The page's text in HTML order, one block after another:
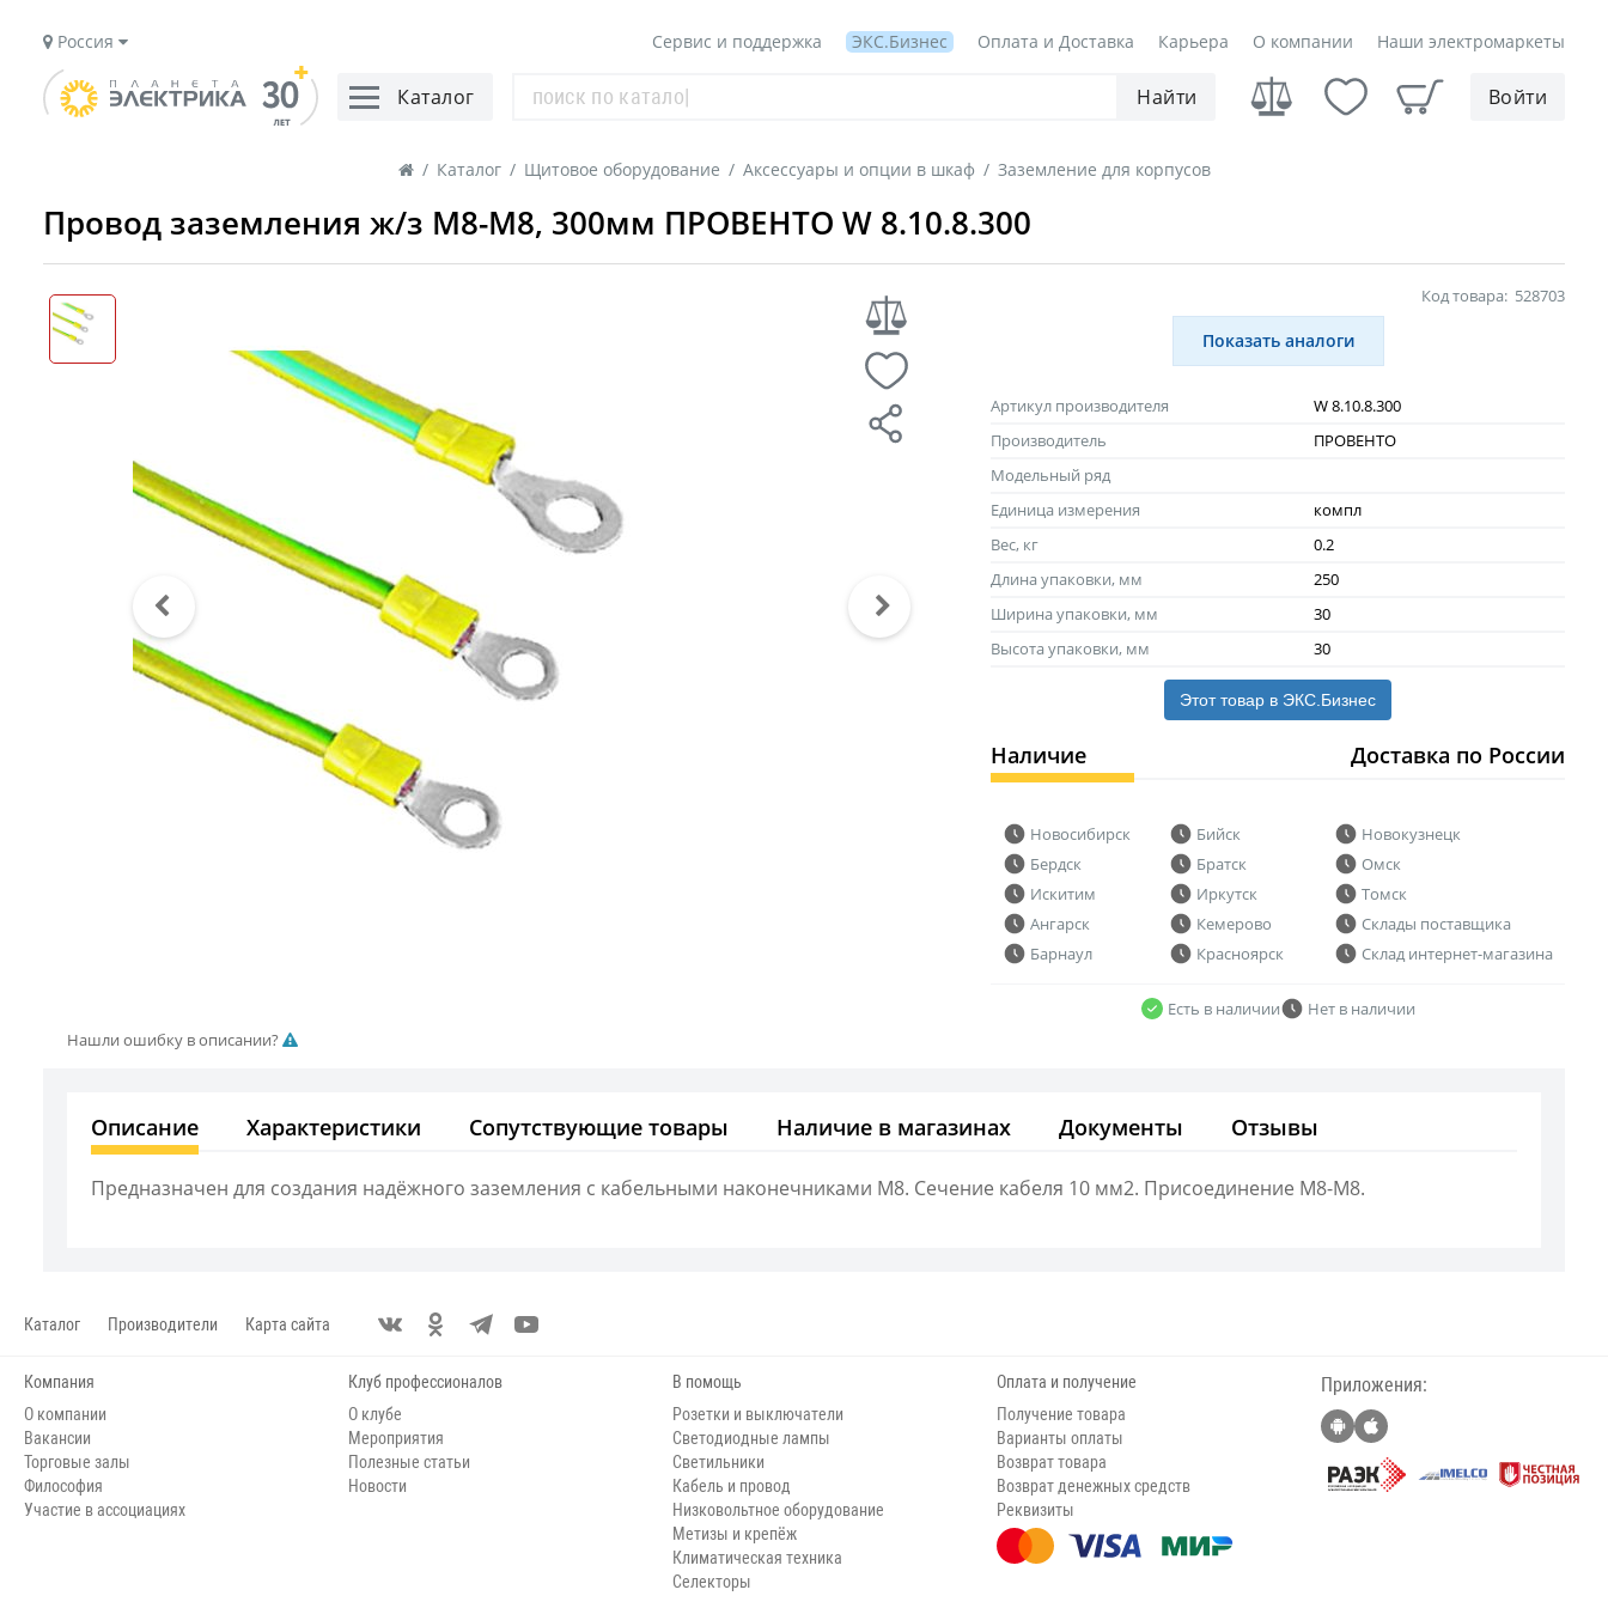
Россия Сервис и поддержка ЭКС.Бизнес Оплата и Доставка Карьера О компании Наши электромаркеты
Каталог Найти Войти
/ Каталог / Щитовое оборудование / Аксессуары и опции в шкаф / Заземление для корпусов
Провод заземления ж/з M8-M8, 300мм ПРОВЕНТО W 8.10.8.300
Код товара: 528703
Показать аналоги
Артикул производителя
W 8.10.8.300
Производитель
ПРОВЕНТО
Модельный ряд
Единица измерения
компл
Вес, кг
0.2
Длина упаковки, мм
250
Ширина упаковки, мм
30
Высота упаковки, мм
30
Этот товар в ЭКС.Бизнес
Наличие Доставка по России
Новосибирск
Бердск
Искитим
Ангарск
Барнаул
Бийск
Братск
Иркутск
Кемерово
Красноярск
Новокузнецк
Омск
Томск
Склады поставщика
Склад интернет-магазина
Есть в наличии
Нет в наличии
Нашли ошибку в описании?
Описание Характеристики Сопутствующие товары Наличие в магазинах Документы Отзывы
Предназначен для создания надёжного заземления с кабельными наконечниками М8. Сечение кабеля 10 мм2. Присоединение М8-М8.
Каталог Производители Карта сайта
Компания
О компании
Вакансии
Торговые залы
Философия
Участие в ассоциациях
Клуб профессионалов
О клубе
Мероприятия
Полезные статьи
Новости
В помощь
Розетки и выключатели
Светодиодные лампы
Светильники
Кабель и провод
Низковольтное оборудование
Метизы и крепёж
Климатическая техника
Селекторы
Оплата и получение
Получение товара
Варианты оплаты
Возврат товара
Возврат денежных средств
Реквизиты
Приложения: